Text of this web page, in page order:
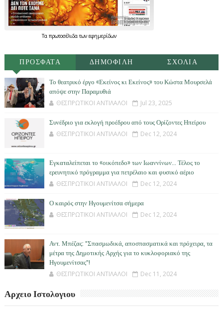
Τα πρωτοσέλιδατων εφημερίδων
ΠΡΟΣΦΑΤΑ ΔΗΜΟΦΙΛΗ ΣΧΟΛΙΑ
Το θεατρικό έργο «Εκείνος κι Εκείνος» του Κώστα Μουρσελά
απόψε στην Παραμυθιά
ΘΕΣΠΡΩΤΙΚΟΙ ΑΝΤΙΛΑΛΟΙ Jul 23, 2025
Συνέδριο για εκλογή προέδρου από τους Ορίζοντες Ηπείρου
ΘΕΣΠΡΩΤΙΚΟΙ ΑΝΤΙΛΑΛΟΙ Dec 12, 2024
Εγκαταλείπεται το «οικόπεδο» των Ιωαννίνων… Τέλος το
ερευνητικό πρόγραμμα για πετρέλαιο και φυσικό αέριο
ΘΕΣΠΡΩΤΙΚΟΙ ΑΝΤΙΛΑΛΟΙ Dec 12, 2024
Ο καιρός στην Ηγουμενίτσα σήμερα
ΘΕΣΠΡΩΤΙΚΟΙ ΑΝΤΙΛΑΛΟΙ Dec 12, 2024
Αντ. Μπέζας: "Σπασμωδικά, αποσπασματικά και πρόχειρα, τα
μέτρα της Δημοτικής Αρχής για το κυκλοφοριακό της
Ηγουμενίτσας"!
ΘΕΣΠΡΩΤΙΚΟΙ ΑΝΤΙΛΑΛΟΙ Dec 11, 2024
Αρχειο Ιστολογιου